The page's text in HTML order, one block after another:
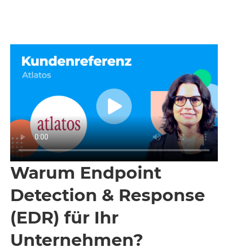
Warum Endpoint
Detection & Response
(EDR) für Ihr
Unternehmen?